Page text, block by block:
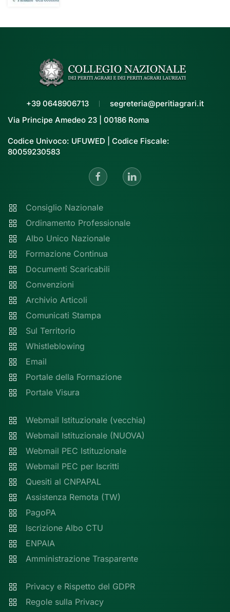
+39 0648906713
segreteria@peritiagrari.it
Via Principe Amedeo 23 | 00186 Roma
Codice Univoco: UFUWED | Codice Fiscale:
80059230583
Consiglio Nazionale
Ordinamento Professionale
Albo Unico Nazionale
Formazione Continua
Documenti Scaricabili
Convenzioni
Archivio Articoli
Comunicati Stampa
Sul Territorio
Whistleblowing
Email
Portale della Formazione
Portale Visura
Webmail Istituzionale (vecchia)
Webmail Istituzionale (NUOVA)
Webmail PEC Istituzionale
Webmail PEC per Iscritti
Quesiti al CNPAPAL
Assistenza Remota (TW)
PagoPA
Iscrizione Albo CTU
ENPAIA
Amministrazione Trasparente
Privacy e Rispetto del GDPR
Regole sulla Privacy